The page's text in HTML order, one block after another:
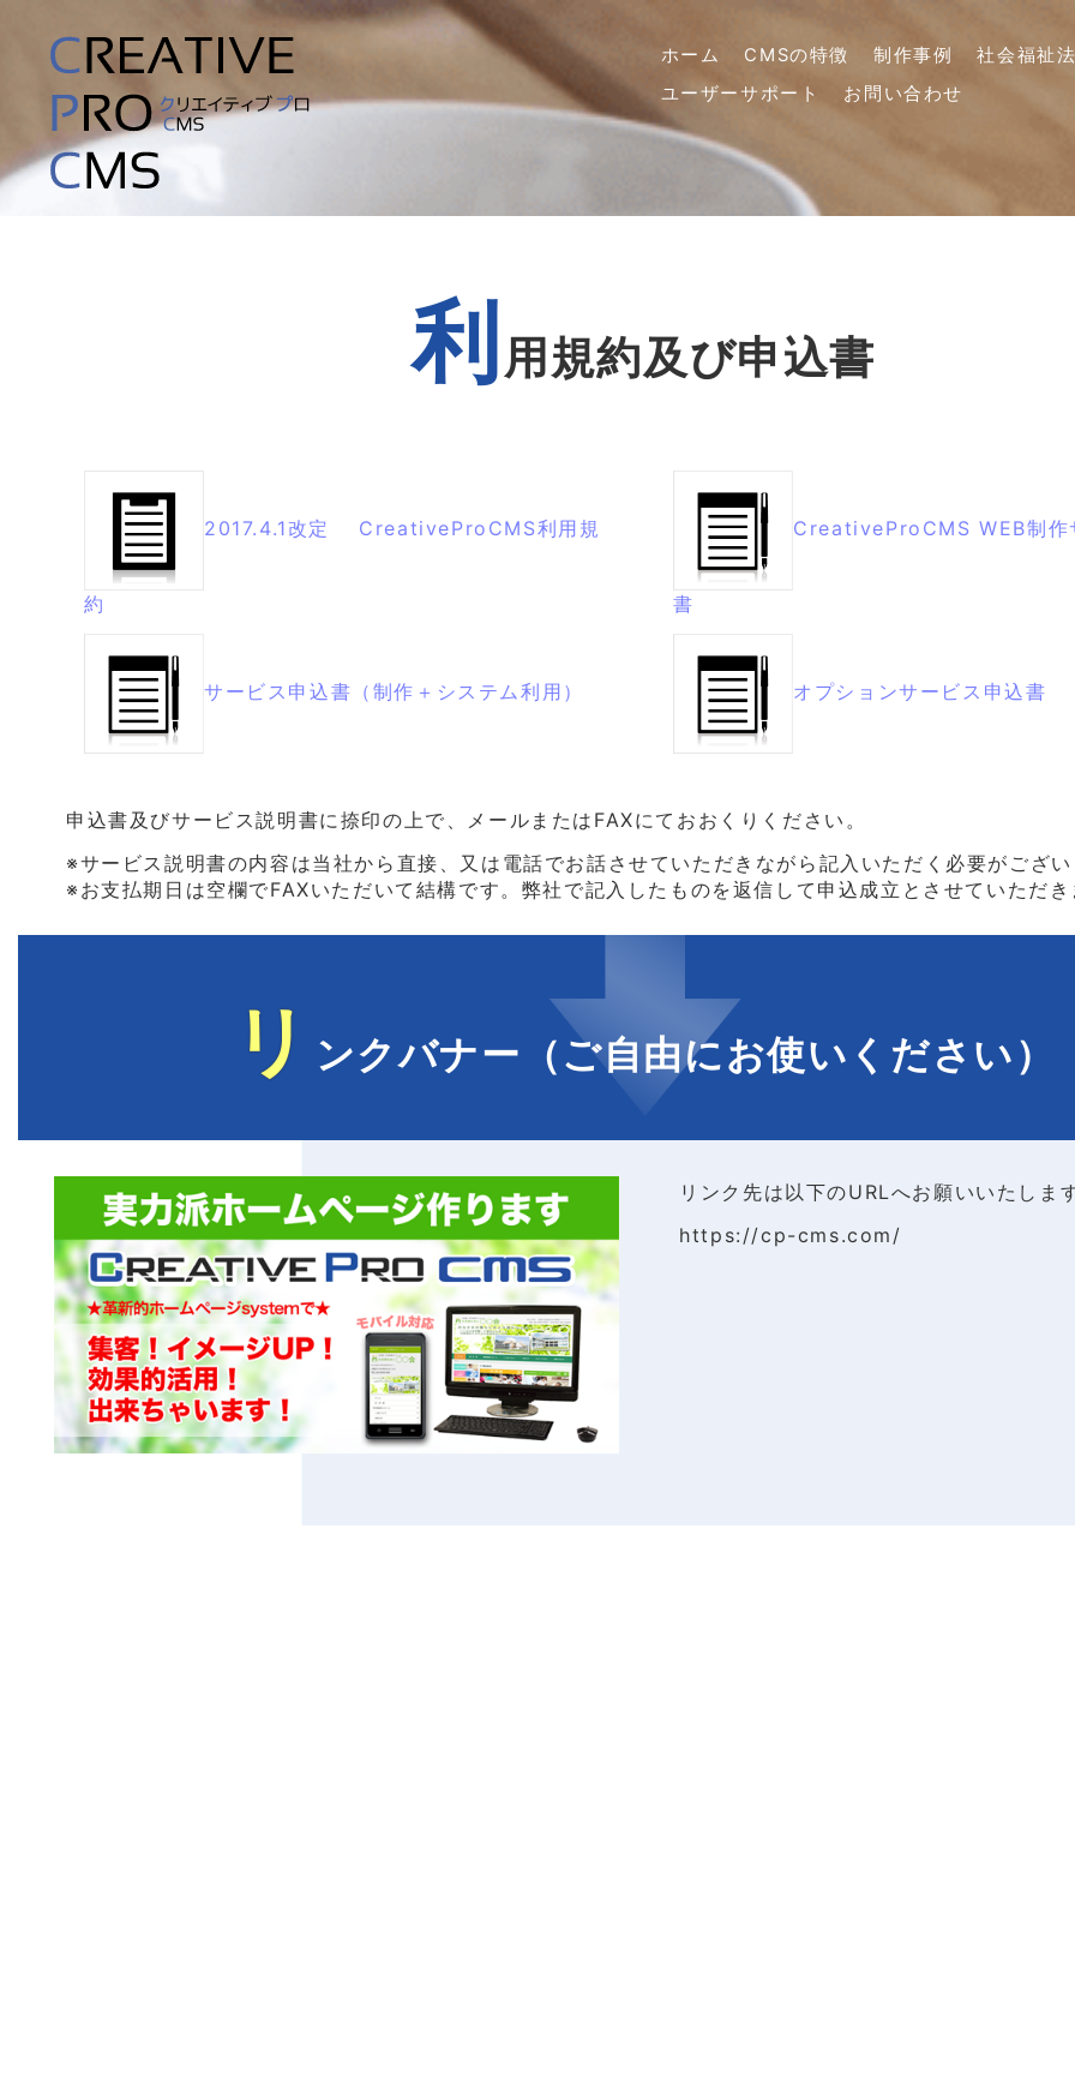
ホーム CMSの特徴 制作事例
社会福祉
ユーザーサポート
お問い合わせ
利用規約及び申込書
2017.4.1改定 CreativeProCMS利用規
約
サービス申込書（制作＋システム利用）
CreativeProCMS WEB制作
書
オプションサービス申込書
申込書及びサービス説明書に捺印の上で、メールまたはFAXにておおくりください。
※サービス説明書の内容は当社から直接、又は電話でお話させていただきながら記入いただく必要がござ
※お支払期日は空欄でFAXいただいて結構です。弊社で記入したものを返信して申込成立とさせていただ
リ ンクバナー（ご自由にお使いください）
リンク先は以下のURLへお願いいたしま
https://cp-cms.com/